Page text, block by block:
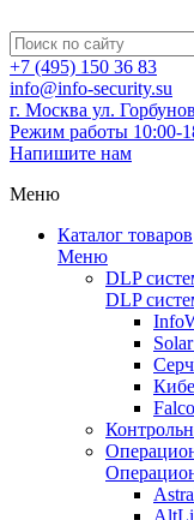
+7 (495) 150 36 83
info@info-security.su
г. Москва ул.
Режим работы 10:00-
Напишите нам
Меню
Каталог товаров
Меню
DLP
DLP